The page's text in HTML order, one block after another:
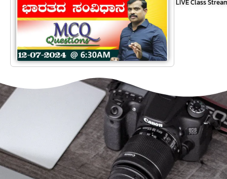
LIVE Class